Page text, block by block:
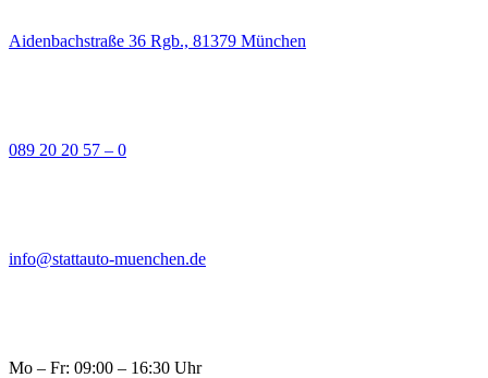
Aidenbachstraße 36 Rgb., 81379 München
089 20 20 57 – 0
info@stattauto-muenchen.de
Mo – Fr: 09:00 – 16:30 Uhr